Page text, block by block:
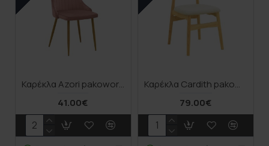
Καρέκλα Azori pakoworld σάπιο μήλο βελούδο με πόδι μετάλλου σε φυσική απόχρωση 49x55x85εκ
41.00€
Καρέκλα Cardith pakoworld rubberwood-plywood σε φυσική απόχρωση-ύφασμα γκρι-μπεζ 48x51x78εκ
79.00€